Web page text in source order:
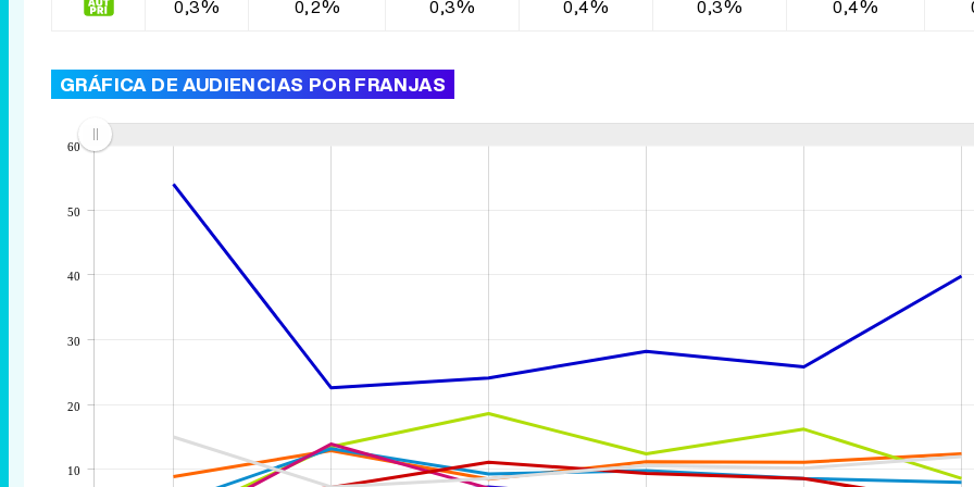
0,3% 0,2% 0,3% 0,4% 0,3% 0,4%
GRÁFICA DE AUDIENCIAS POR FRANJAS
10
20
30
40
50
60